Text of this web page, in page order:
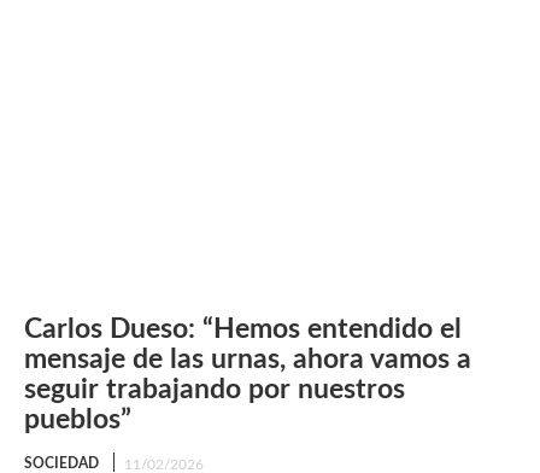
Carlos Dueso: “Hemos entendido el
mensaje de las urnas, ahora vamos a
seguir trabajando por nuestros
pueblos”
SOCIEDAD 11/02/2026